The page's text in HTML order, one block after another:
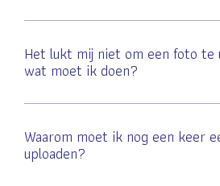
Het lukt mij niet om een foto te
wat moet ik doen?
Waarom moet ik nog een keer
uploaden?